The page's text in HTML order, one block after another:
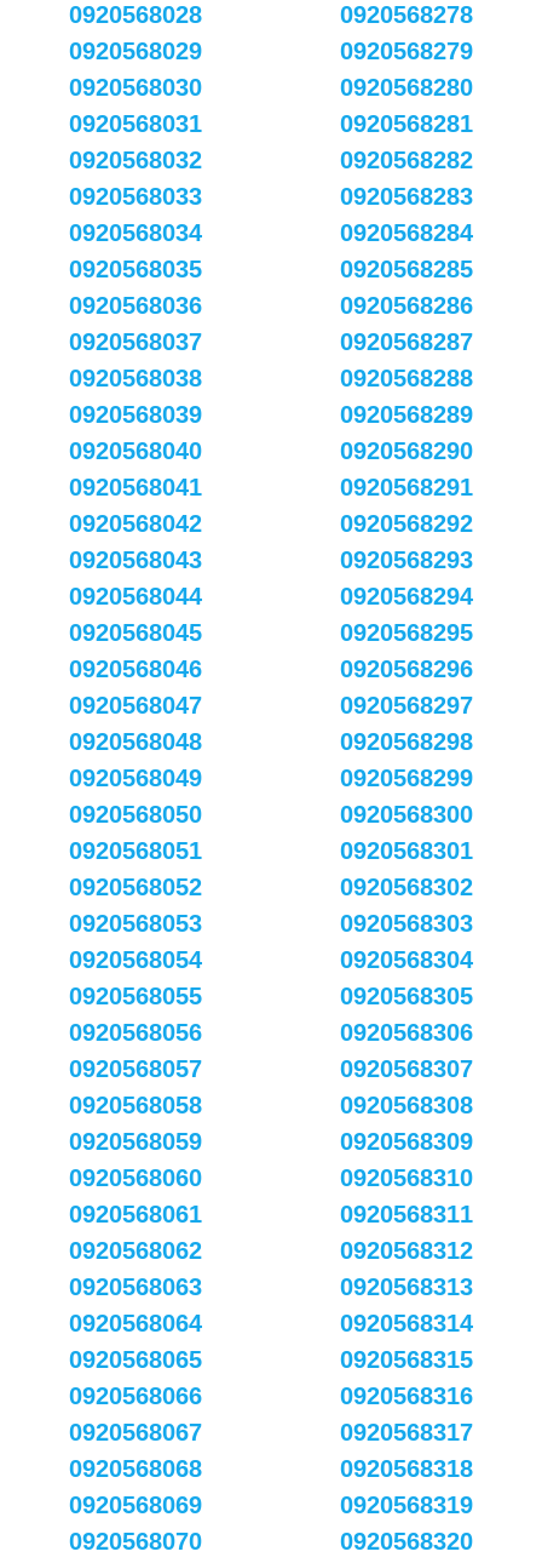
0920568028
0920568029
0920568030
0920568031
0920568032
0920568033
0920568034
0920568035
0920568036
0920568037
0920568038
0920568039
0920568040
0920568041
0920568042
0920568043
0920568044
0920568045
0920568046
0920568047
0920568048
0920568049
0920568050
0920568051
0920568052
0920568053
0920568054
0920568055
0920568056
0920568057
0920568058
0920568059
0920568060
0920568061
0920568062
0920568063
0920568064
0920568065
0920568066
0920568067
0920568068
0920568069
0920568070
0920568278
0920568279
0920568280
0920568281
0920568282
0920568283
0920568284
0920568285
0920568286
0920568287
0920568288
0920568289
0920568290
0920568291
0920568292
0920568293
0920568294
0920568295
0920568296
0920568297
0920568298
0920568299
0920568300
0920568301
0920568302
0920568303
0920568304
0920568305
0920568306
0920568307
0920568308
0920568309
0920568310
0920568311
0920568312
0920568313
0920568314
0920568315
0920568316
0920568317
0920568318
0920568319
0920568320